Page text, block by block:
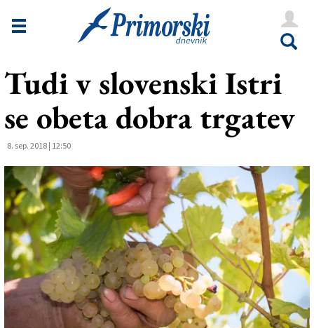
Novice
Goriška
Še
Vreme
V Kioskih
Uredništvo
Oglasi
Tudi v slovenski Istri
se obeta dobra trgatev
8. sep. 2018 | 12:50